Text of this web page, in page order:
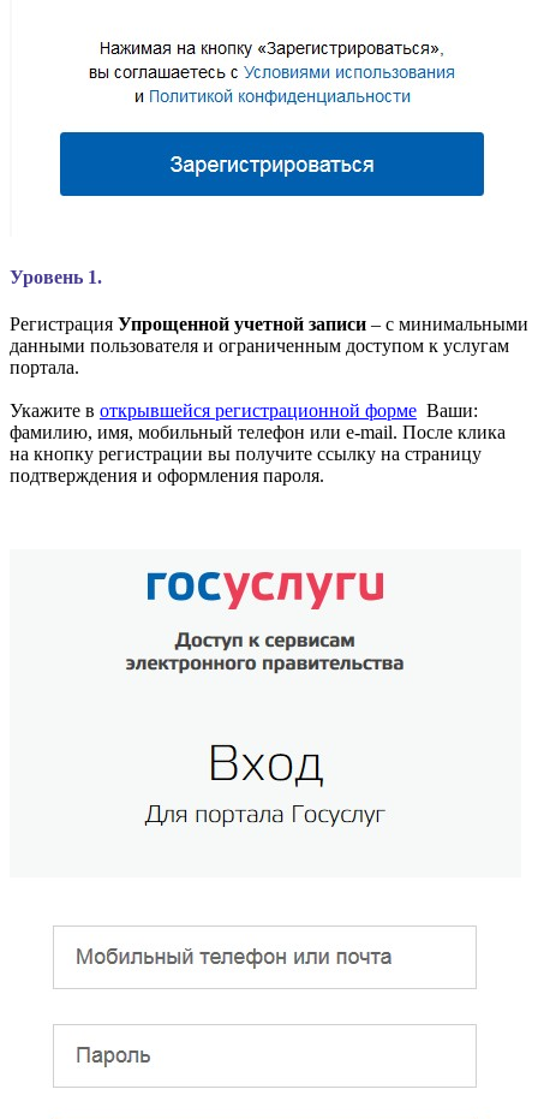
Уровень 1.
Регистрация Упрощенной учетной записи – с минимальными
данными пользователя и ограниченным доступом к услугам
портала.
Укажите в открывшейся регистрационной форме Ваши:
фамилию, имя, мобильный телефон или e-mail. После клика
на кнопку регистрации вы получите ссылку на страницу
подтверждения и оформления пароля.